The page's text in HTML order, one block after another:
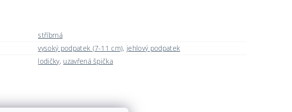
stříbrná
vysoký podpatek (7-11 cm), jehlový podpatek
lodičky, uzavřená špička